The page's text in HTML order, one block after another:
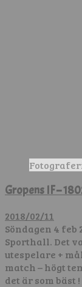
Gropens IF –
2018/02/11
Söndagen 4 feb
Sporthall. Det
utespelare +
match – högt
det är som bäst !